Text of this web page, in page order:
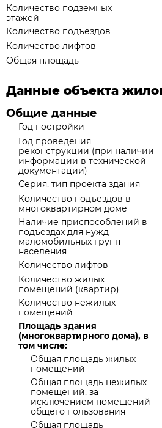
Количество подземных
этажей
Количество подъездов
Количество лифтов
Общая площадь
Данные объекта
Общие данные
Год постройки
Год проведения
реконструкции (при наличии
информации в технической
документации)
Серия, тип проекта здания
Количество подъездов в
многоквартирном доме
Наличие приспособлений в
подъездах для нужд
маломобильных групп
населения
Количество лифтов
Количество жилых
помещений (квартир)
Количество нежилых
помещений
Площадь здания
(многоквартирного дома), в
том числе:
Общая площадь жилых
помещений
Общая площадь нежилых
помещений, за
исключением помещений
общего пользования
Общая площадь